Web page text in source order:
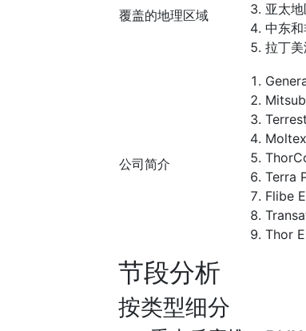
覆盖的地理区域
亚太地
中东和
拉丁美
公司简介
Terra
Flibe
Thor
节段分析
按类型细分